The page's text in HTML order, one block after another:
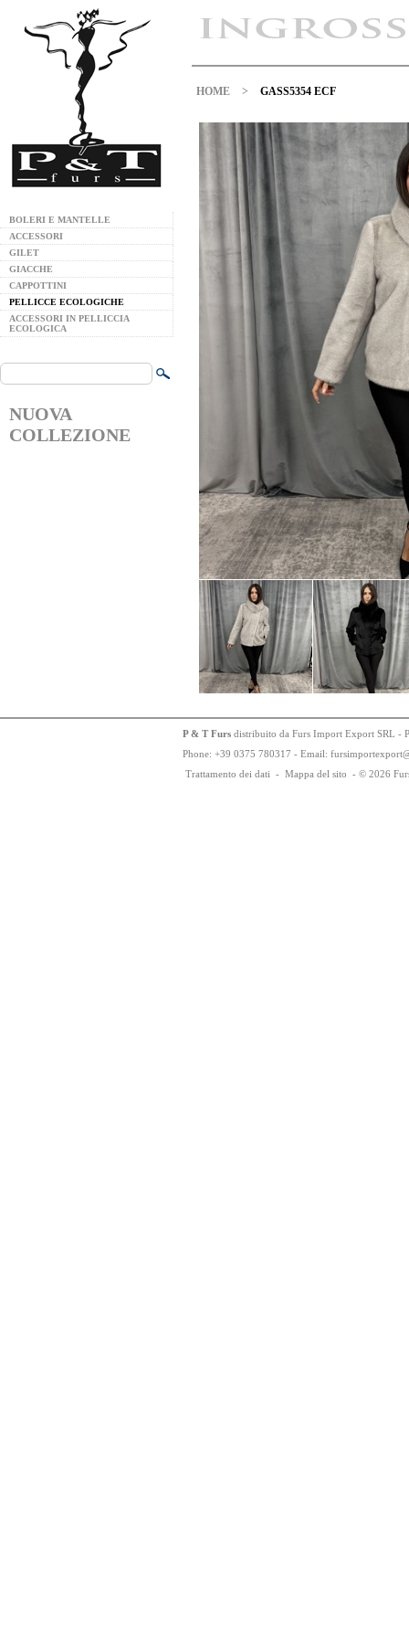
BOLERI E MANTELLE
ACCESSORI
GILET
GIACCHE
CAPPOTTINI
PELLICCE ECOLOGICHE
ACCESSORI IN PELLICCIA
ECOLOGICA
NUOVA
COLLEZIONE
HOME > GASS5354 ECF
P & T Furs distribuito da Furs Import Export SRL -
Phone: +39 0375 780317 - Email: fursimportexport
Trattamento dei dati - Mappa del sito - © 2026